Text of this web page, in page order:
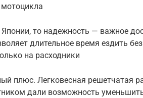
то надежность — важное
длительное время ездить
на расходники
плюс. Легковесная решетчатая
дали возможность